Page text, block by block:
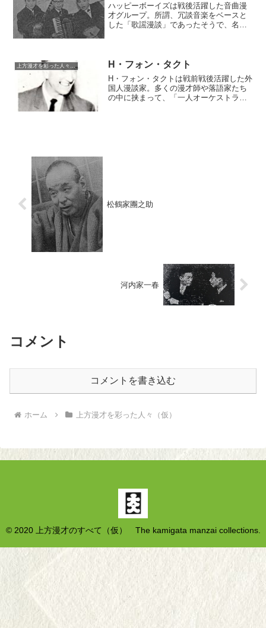
ハッピーボーイズは戦後活躍した音曲漫
才グループ。所謂、冗談音楽をベースと
した「歌謡漫談」であったそうで、名古
上方漫才を彩った人々（仮） H・フォン・タクト
H・フォン・タクトは戦前戦後活躍した外
国人漫談家。多くの漫才師や落語家たち
の中に挟まって、「一人オーケストラ」
松鶴家團之助
河内家一春
コメント
コメントを書き込む
ホーム 上方漫才を彩った人々（仮）
© 2020 上方漫才のすべて（仮） The kamigata manzai collections.